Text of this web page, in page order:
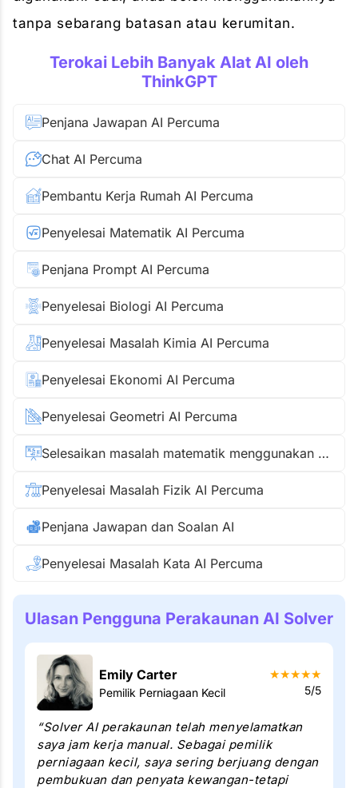
tanpa sebarang batasan atau kerumitan.
Terokai Lebih Banyak Alat AI oleh
ThinkGPT
Penjana Jawapan AI Percuma
Chat AI Percuma
Pembantu Kerja Rumah AI Percuma
Penyelesai Matematik AI Percuma
Penjana Prompt AI Percuma
Penyelesai Biologi AI Percuma
Penyelesai Masalah Kimia AI Percuma
Penyelesai Ekonomi AI Percuma
Penyelesai Geometri AI Percuma
Selesaikan masalah matematik menggunakan gambar
Penyelesai Masalah Fizik AI Percuma
Penjana Jawapan dan Soalan AI
Penyelesai Masalah Kata AI Percuma
Ulasan Pengguna Perakaunan AI Solver
Emily Carter
Pemilik Perniagaan Kecil
★★★★★
5/5
“Solver AI perakaunan telah menyelamatkan
saya jam kerja manual. Sebagai pemilik
perniagaan kecil, saya sering berjuang dengan
pembukuan dan penyata kewangan-tetapi